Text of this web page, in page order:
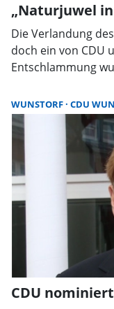
„Naturjuwel
Die Verlandung
doch ein von CDU
Entschlammung
ökologischen
Tourismus und
WUNSTORF CDU
CDU